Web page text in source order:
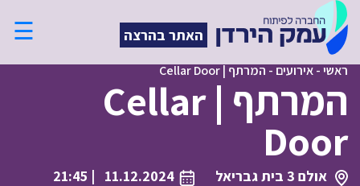
האתר בהרצה ☰
ראשי-אירועים - המרתף | Cellar Door
המרתף | Cellar
Door
אולם 3 בית גבריאל 11.12.2024
| 21:45